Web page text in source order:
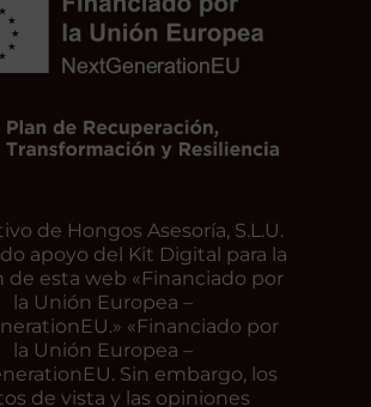
de Hongos Asesoría, S.L.U.
apoyo del Kit Digital para la
de esta web «Financiado por
la Unión Europea –
«Financiado por
la Unión Europea –
Sin embargo, los
de vista y las opiniones